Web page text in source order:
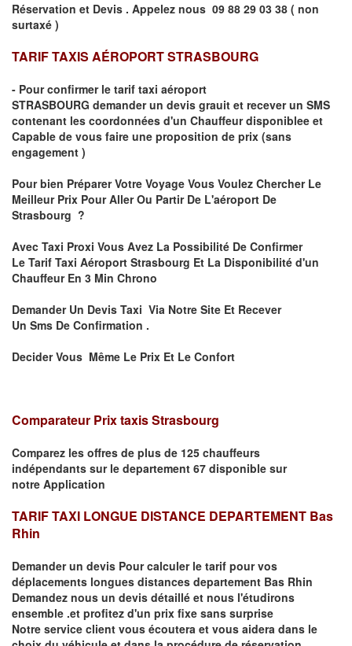
Réservation et Devis . Appelez nous 09 88 29 03 38 ( non
surtaxé )
TARIF TAXIS AÉROPORT STRASBOURG
- Pour confirmer le tarif taxi aéroport
STRASBOURG demander un devis grauit et recever un SMS
contenant les coordonnées d'un Chauffeur disponiblee et
Capable de vous faire une proposition de prix (sans
engagement )
Pour bien Préparer Votre Voyage Vous Voulez Chercher Le
Meilleur Prix Pour Aller Ou Partir De L'aéroport De
Strasbourg ?
Avec Taxi Proxi Vous Avez La Possibilité De Confirmer
Le Tarif Taxi Aéroport Strasbourg Et La Disponibilité d'un
Chauffeur En 3 Min Chrono
Demander Un Devis Taxi Via Notre Site Et Recever
Un Sms De Confirmation .
Decider Vous Même Le Prix Et Le Confort
Comparateur Prix taxis Strasbourg
Comparez les offres de plus de 125 chauffeurs
indépendants sur le departement 67 disponible sur
notre Application
TARIF TAXI LONGUE DISTANCE DEPARTEMENT Bas
Rhin
Demander un devis Pour calculer le tarif pour vos
déplacements longues distances departement Bas Rhin
Demandez nous un devis détaillé et nous l'étudirons
ensemble .et profitez d'un prix fixe sans surprise
Notre service client vous écoutera et vous aidera dans le